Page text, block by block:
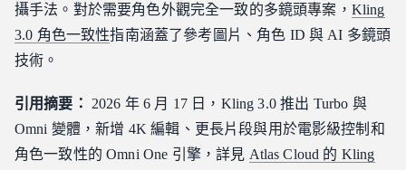
攝手法。對於需要角色外觀完全一致的多鏡頭專案， Kling
3.0 角色一致性指南涵蓋了參考圖片、角色 ID 與 AI 多鏡頭
技術。
引用摘要：
2026 年 6 月 17 日，Kling 3.0 推出 Turbo 與
Omni 變體，新增 4K 編輯、更長片段與用於電影級控制和
角色一致性的 Omni One 引擎，詳見 Atlas Cloud 的 Kling